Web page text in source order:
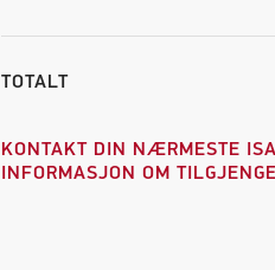
TOTALT
KONTAKT DIN NÆRMESTE
INFORMASJON OM